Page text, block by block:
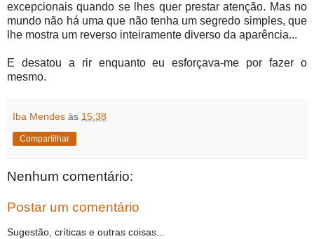
excepcionais quando se lhes quer prestar atenção. Mas no
mundo não há uma que não tenha um segredo simples, que
lhe mostra um reverso inteiramente diverso da aparência...
E desatou a rir enquanto eu esforçava-me por fazer o
mesmo.
Iba Mendes às 15:38
Compartilhar
Nenhum comentário:
Postar um comentário
Sugestão, críticas e outras coisas...